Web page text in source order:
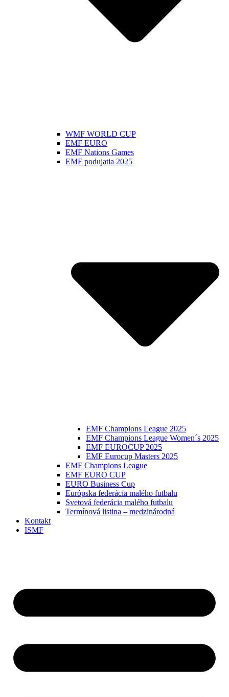
WMF WORLD CUP
EMF EURO
EMF Nations Games
EMF podujatia 2025
EMF Champions League 2025
EMF Champions League Women´s 2025
EMF EUROCUP 2025
EMF Eurocup Masters 2025
EMF Champions League
EMF EURO CUP
EURO Business Cup
Európska federácia malého futbalu
Svetová federácia malého futbalu
Termínová listina – medzinárodná
Kontakt
ISMF